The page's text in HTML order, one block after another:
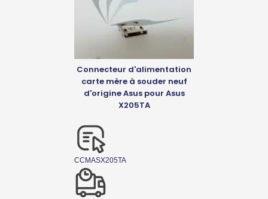
Connecteur d'alimentation
carte mère à souder neuf
d'origine Asus pour Asus
X205TA
CCMASX205TA